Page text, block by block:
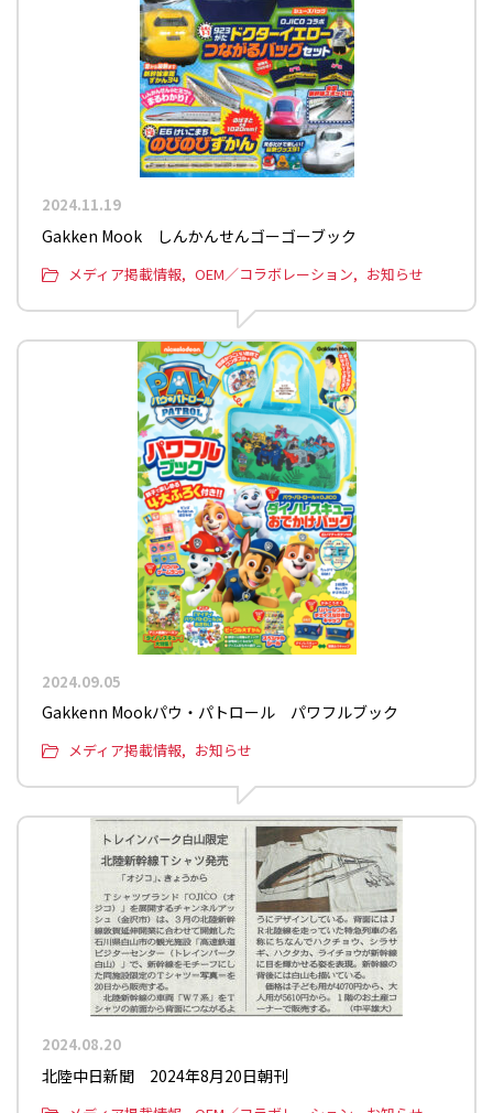
2024.11.19
Gakken Mook しんかんせんゴーゴーブック
メディア掲載情報 OEM／コラボレーション お知らせ
2024.09.05
Gakkenn Mookパウ・パトロール パワフルブック
メディア掲載情報 お知らせ
2024.08.20
北陸中日新聞 2024年8月20日朝刊